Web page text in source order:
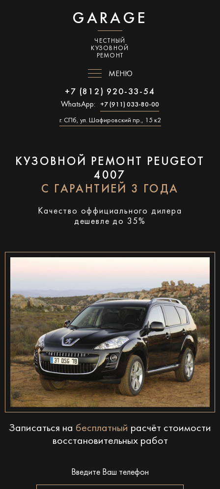
GARAGE
ЧЕСТНЫЙ
КУЗОВНОЙ
РЕМОНТ
МЕНЮ
+7 (812) 920-33-54
WhatsApp: +7 (911) 033-80-00
г. СПб, ул. Шафировский пр., 15 к2
КУЗОВНОЙ РЕМОНТ PEUGEOT
4007
С ГАРАНТИЕЙ 3 ГОДА
Качество оффициального дилера
дешевле до 35%
Записаться на бесплатный расчёт стоимости
восстановительных работ
Введите Ваш телефон